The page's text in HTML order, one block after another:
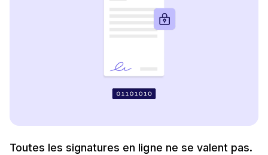
Toutes les signatures en ligne ne se valent pas.